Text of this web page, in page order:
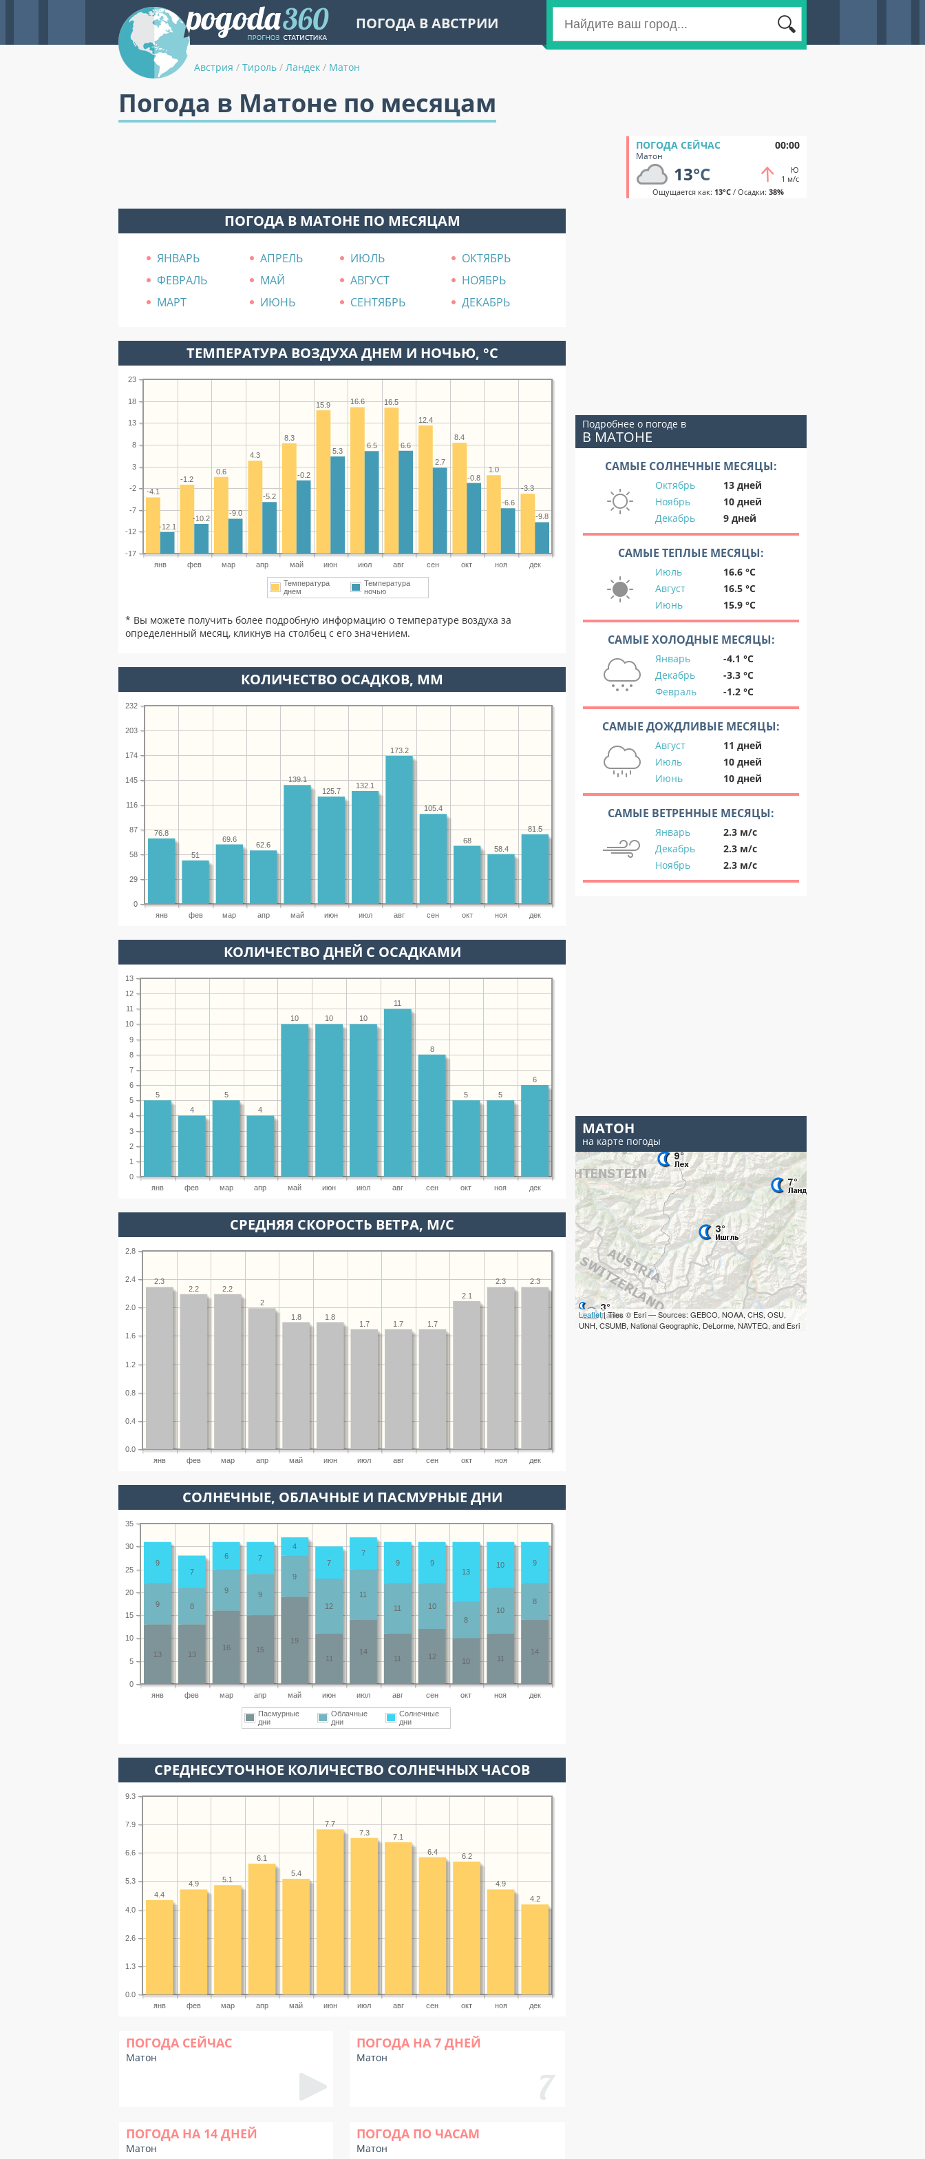
ПОГОДА В АВСТРИИ
Австрия / Тироль / Ландек / Матон
Погода в Матоне по месяцам
ПОГОДА СЕЙЧАС 00:00
Матон
13°C
Ю
1 м/с
Ощущается как: 13°C/ Осадки: 38%
ПОГОДА В МАТОНЕ ПО МЕСЯЦАМ
ЯНВАРЬ АПРЕЛЬ ИЮЛЬ
ОКТЯБРЬ
ФЕВРАЛЬ
МАЙ АВГУСТ
НОЯБРЬ
МАРТ
ИЮНЬ СЕНТЯБРЬ ДЕКАБРЬ
ТЕМПЕРАТУРА ВОЗДУХА ДНЕМ И НОЧЬЮ, °C
янв фев мар апр май июн июл авг сен окт ноя дек
-17
-12
-7
-2
3
8
13
18
23
-3.3
1.0
8.4
12.4
16.5
16.6
15.9
8.3
4.3
0.6
-1.2
-4.1
-9.8
-6.6
-0.8
2.7
6.6
6.5
5.3
-0.2
-5.2
-9.0
-10.2
-12.1
Температура
днем
Температура
ночью
* Вы можете получить более подробную информацию о температуре воздуха за
определенный месяц, кликнув на столбец с его значением.
КОЛИЧЕСТВО ОСАДКОВ, ММ
янв фев мар апр май июн июл авг сен окт ноя дек
0
29
58
87
116
145
174
203
232
81.5
58.4
68
105.4
173.2
132.1
125.7
139.1
62.6
69.6
51
76.8
КОЛИЧЕСТВО ДНЕЙ С ОСАДКАМИ
янв фев мар апр май июн июл авг сен окт ноя дек
0
1
2
3
4
5
6
7
8
9
10
11
12
13
6
5
5
8
11
10
10
10
4
5
4
5
СРЕДНЯЯ СКОРОСТЬ ВЕТРА, М/С
янв фев мар апр май июн июл авг сен окт ноя дек
0.0
0.4
0.8
1.2
1.6
2.0
2.4
2.8
2.3
2.3
2.1
1.7
1.7
1.7
1.8
1.8
2
2.2
2.2
2.3
CОЛНЕЧНЫЕ, ОБЛАЧНЫЕ И ПАСМУРНЫЕ ДНИ
янв фев мар апр май июн июл авг сен окт ноя дек
0
5
10
15
20
25
30
35
14
11
10
12
11
14
11
19
15
16
13
13
8
10
8
10
11
11
12
9
9
9
8
9
9
10
13
9
9
7
7
4
7
6
7
9
Пасмурные
дни
Облачные
дни
Солнечные
дни
СРЕДНЕСУТОЧНОЕ КОЛИЧЕСТВО СОЛНЕЧНЫХ ЧАСОВ
янв фев мар апр май июн июл авг сен окт ноя дек
0.0
1.3
2.6
4.0
5.3
6.6
7.9
9.3
4.2
4.9
6.2
6.4
7.1
7.3
7.7
5.4
6.1
5.1
4.9
4.4
ПОГОДА СЕЙЧАС
Матон
ПОГОДА НА 7 ДНЕЙ
Матон
ПОГОДА НА 14 ДНЕЙ
Матон
ПОГОДА ПО ЧАСАМ
Матон
Подробнее о погоде в
В МАТОНЕ
САМЫЕ СОЛНЕЧНЫЕ МЕСЯЦЫ:
Октябрь
13 дней
Ноябрь
10 дней
Декабрь
9 дней
САМЫЕ ТЕПЛЫЕ МЕСЯЦЫ:
Июль
16.6 °C
Август
16.5 °C
Июнь
15.9 °C
САМЫЕ ХОЛОДНЫЕ МЕСЯЦЫ:
Январь
-4.1 °C
Декабрь
-3.3 °C
Февраль
-1.2 °C
САМЫЕ ДОЖДЛИВЫЕ МЕСЯЦЫ:
Август
11 дней
Июль
10 дней
Июнь
10 дней
САМЫЕ ВЕТРЕННЫЕ МЕСЯЦЫ:
Январь
2.3 м/с
Декабрь
2.3 м/с
Ноябрь
2.3 м/с
МАТОН
на карте погоды
Leaflet| Tiles © Esri — Sources: GEBCO, NOAA, CHS, OSU,
UNH, CSUMB, National Geographic, DeLorme, NAVTEQ, and Esri